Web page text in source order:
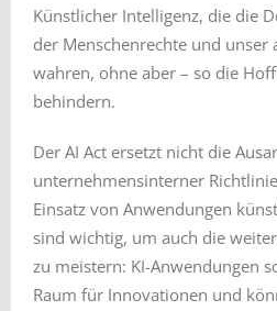
Künstlicher Intelligenz, die die
der Menschenrechte und
wahren, ohne aber – so die
behindern.
Der AI Act ersetzt nicht die
unternehmensinterner
Einsatz von Anwendungen
sind wichtig, um auch die
zu meistern: KI-Anwendungen
Raum für Innovationen und